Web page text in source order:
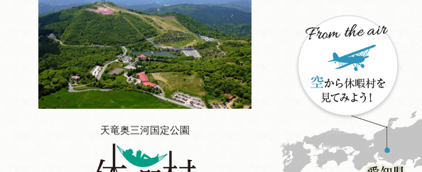
天竜奥三河国定公園